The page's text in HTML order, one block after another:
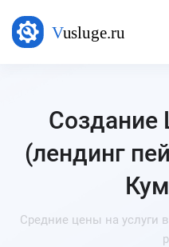
Создание
(лендинг
Средние цены на услуги